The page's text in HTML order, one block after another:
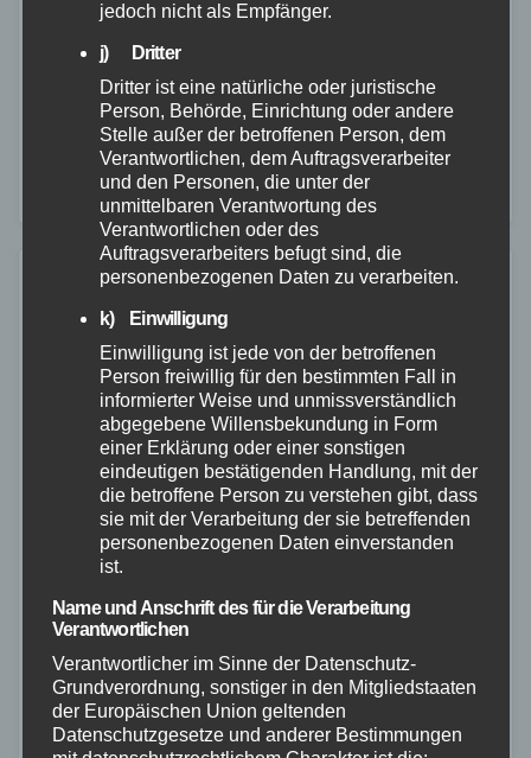
26. AUG. 2025
Am Montag, den 25.08.2025, ereignete sich um 17:02
Uhr in der Ortslage von Goddert ein Verkehrsunfall,
bei dem ein Kind verletzt wurde. Ein sechsjähriger
Junge war mit seinem Fahrrad auf…
FEUERWEHR NEUWIED POLIZEI RETTUNGSDIENST
Dachstuhlbrand in Kurtscheid –
umfangreicher Feuerwehreinsatz
jedoch nicht als Empfänger.
j) Dritter
Dritter ist eine natürliche oder juristische
Person, Behörde, Einrichtung oder andere
Stelle außer der betroffenen Person, dem
Verantwortlichen, dem Auftragsverarbeiter
und den Personen, die unter der
unmittelbaren Verantwortung des
Verantwortlichen oder des
Auftragsverarbeiters befugt sind, die
personenbezogenen Daten zu verarbeiten.
k) Einwilligung
Einwilligung ist jede von der betroffenen
Person freiwillig für den bestimmten Fall in
informierter Weise und unmissverständlich
abgegebene Willensbekundung in Form
einer Erklärung oder einer sonstigen
eindeutigen bestätigenden Handlung, mit der
die betroffene Person zu verstehen gibt, dass
sie mit der Verarbeitung der sie betreffenden
personenbezogenen Daten einverstanden
ist.
Name und Anschrift des für die Verarbeitung
Verantwortlichen
Verantwortlicher im Sinne der Datenschutz-
Grundverordnung, sonstiger in den Mitgliedstaaten
der Europäischen Union geltenden
Datenschutzgesetze und anderer Bestimmungen